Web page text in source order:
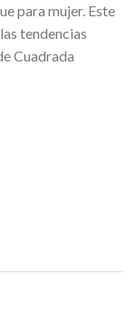
para mujer. Este
tendencias
Cuadrada